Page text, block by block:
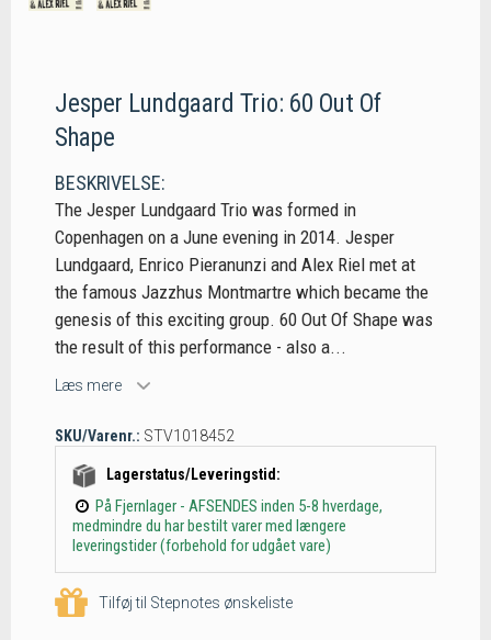
Jesper Lundgaard Trio: 60 Out Of
Shape
BESKRIVELSE:
The Jesper Lundgaard Trio was formed in
Copenhagen on a June evening in 2014. Jesper
Lundgaard, Enrico Pieranunzi and Alex Riel met at
the famous Jazzhus Montmartre which became the
genesis of this exciting group. 60 Out Of Shape was
the result of this performance - also a...
Læs mere
SKU/Varenr.: STV1018452
Lagerstatus/Leveringstid:
På Fjernlager - AFSENDES inden 5-8 hverdage,
medmindre du har bestilt varer med længere
leveringstider (forbehold for udgået vare)
Tilføj til Stepnotes ønskeliste